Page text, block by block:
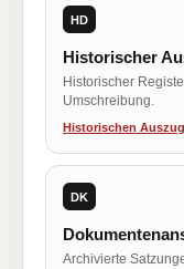
HD
Historischer
Historischer
Umschreibung.
Historischen
DK
Archivierte